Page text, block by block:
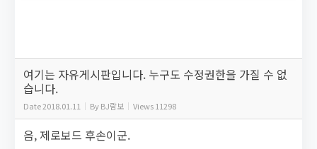
여기는 자유게시판입니다. 누구도 수정권한을 가질 수 없
습니다.
Date2018.01.11 ByBJ람보 Views11298
음, 제로보드 후손이군.